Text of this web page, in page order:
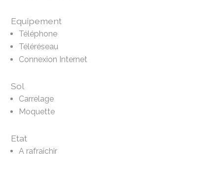
Equipement
Téléphone
Téléréseau
Connexion Internet
Sol
Carrelage
Moquette
Etat
A rafraîchir